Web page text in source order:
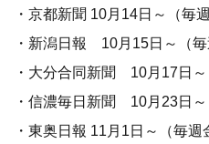
・京都新聞 10月14日～（毎週
・新潟日報 10月15日～（毎
・大分合同新聞 10月17日～
・信濃毎日新聞 10月23日～
・東奥日報 11月1日～（毎週